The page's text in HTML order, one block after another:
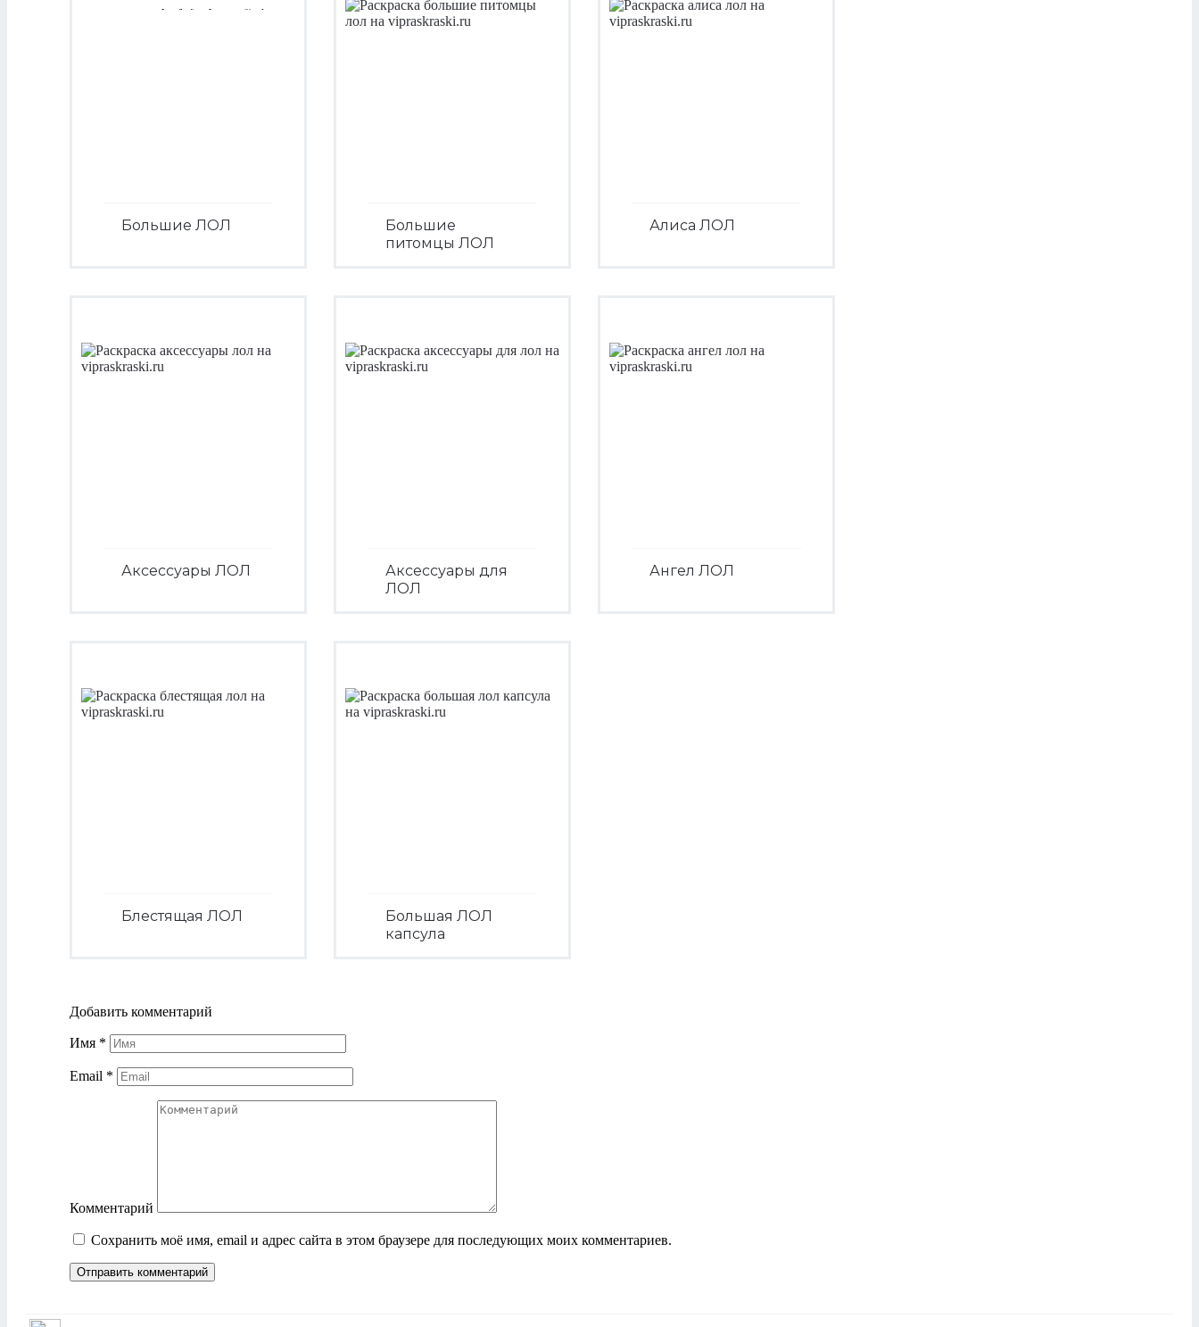
Большие ЛОЛ
Большие
питомцы ЛОЛ
Алиса ЛОЛ
Аксессуары ЛОЛ
Аксессуары для
ЛОЛ
Ангел ЛОЛ
Блестящая ЛОЛ
Большая ЛОЛ
капсула
Добавить комментарий
Имя *
Email *
Комментарий
Сохранить моё имя, email и адрес сайта в этом браузере для последующих моих комментариев.